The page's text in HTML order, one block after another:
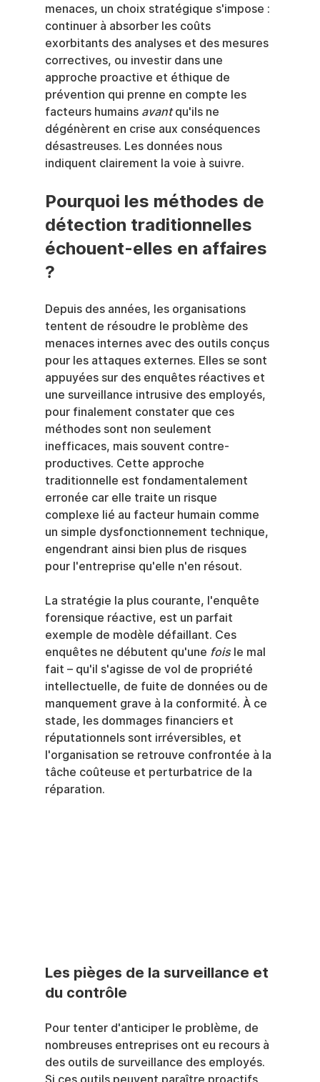
menaces, un choix stratégique s'impose :
continuer à absorber les coûts
exorbitants des analyses et des mesures
correctives, ou investir dans une
approche proactive et éthique de
prévention qui prenne en compte les
facteurs humains avant qu'ils ne
dégénèrent en crise aux conséquences
désastreuses. Les données nous
indiquent clairement la voie à suivre.
Pourquoi les méthodes de
détection traditionnelles
échouent-elles en affaires
?
Depuis des années, les organisations
tentent de résoudre le problème des
menaces internes avec des outils conçus
pour les attaques externes. Elles se sont
appuyées sur des enquêtes réactives et
une surveillance intrusive des employés,
pour finalement constater que ces
méthodes sont non seulement
inefficaces, mais souvent contre-
productives. Cette approche
traditionnelle est fondamentalement
erronée car elle traite un risque
complexe lié au facteur humain comme
un simple dysfonctionnement technique,
engendrant ainsi bien plus de risques
pour l'entreprise qu'elle n'en résout.
La stratégie la plus courante, l'enquête
forensique réactive, est un parfait
exemple de modèle défaillant. Ces
enquêtes ne débutent qu'une fois le mal
fait – qu'il s'agisse de vol de propriété
intellectuelle, de fuite de données ou de
manquement grave à la conformité. À ce
stade, les dommages financiers et
réputationnels sont irréversibles, et
l'organisation se retrouve confrontée à la
tâche coûteuse et perturbatrice de la
réparation.
Les pièges de la surveillance et
du contrôle
Pour tenter d'anticiper le problème, de
nombreuses entreprises ont eu recours à
des outils de surveillance des employés.
Si ces outils peuvent paraître proactifs,